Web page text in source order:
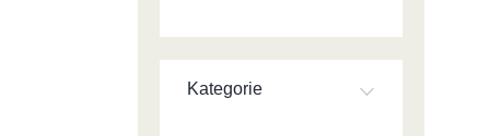
Kategorie